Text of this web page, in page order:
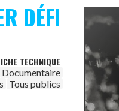
DÉFI
TECHNIQUE
Documentaire
Tous publics